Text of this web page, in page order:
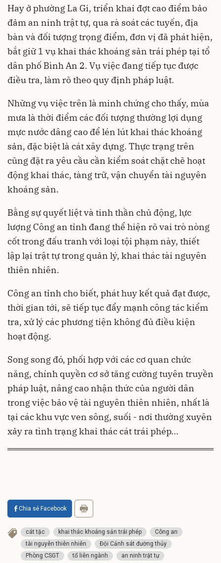
Hay ở phường La Gi, triển khai đợt cao điểm bảo
đảm an ninh trật tự, qua rà soát các tuyến, địa
bàn và đối tượng trọng điểm, đơn vị đã phát hiện,
bắt giữ 1 vụ khai thác khoáng sản trái phép tại tổ
dân phố Bình An 2. Vụ việc đang tiếp tục được
điều tra, làm rõ theo quy định pháp luật.
Những vụ việc trên là minh chứng cho thấy, mùa
mưa là thời điểm các đối tượng thường lợi dụng
mực nước dâng cao để lén lút khai thác khoáng
sản, đặc biệt là cát xây dựng. Thực trạng trên
cũng đặt ra yêu cầu cần kiểm soát chặt chẽ hoạt
động khai thác, tàng trữ, vận chuyển tài nguyên
khoáng sản.
Bằng sự quyết liệt và tinh thần chủ động, lực
lượng Công an tỉnh đang thể hiện rõ vai trò nòng
cốt trong đấu tranh với loại tội phạm này, thiết
lập lại trật tự trong quản lý, khai thác tài nguyên
thiên nhiên.
Công an tỉnh cho biết, phát huy kết quả đạt được,
thời gian tới, sẽ tiếp tục đẩy mạnh công tác kiểm
tra, xử lý các phương tiện không đủ điều kiện
hoạt động.
Song song đó, phối hợp với các cơ quan chức
năng, chính quyền cơ sở tăng cường tuyên truyền
pháp luật, nâng cao nhận thức của người dân
trong việc bảo vệ tài nguyên thiên nhiên, nhất là
tại các khu vực ven sông, suối - nơi thường xuyên
xảy ra tình trạng khai thác cát trái phép...
Chia sẻ Facebook
cát tặc khai thác khoáng sản trái phép
Công an
tài nguyên thiên nhiên
Đội Cảnh sát đường thủy
Phòng CSGT
tổ liên ngành
an ninh trật tự